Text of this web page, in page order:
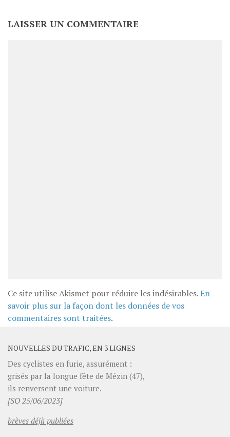
LAISSER UN COMMENTAIRE
Ce site utilise Akismet pour réduire les indésirables.En
savoir plus sur la façon dont les données de vos
commentaires sont traitées.
NOUVELLES DU TRAFIC, EN 3 LIGNES
Des cyclistes en furie, assurément :
grisés par la longue fête de Mézin (47),
ils renversent une voiture.
[SO 25/06/2023]
brèves déjà publiées